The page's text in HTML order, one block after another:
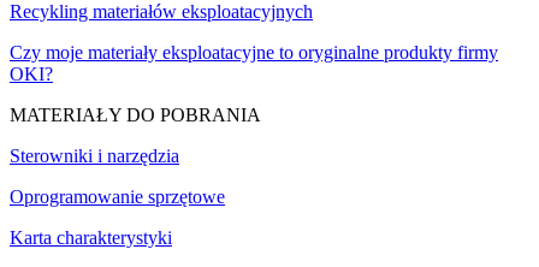
Recykling materiałów eksploatacyjnych
Czy moje materiały eksploatacyjne to oryginalne produkty firmy
OKI?
MATERIAŁY DO POBRANIA
Sterowniki i narzędzia
Oprogramowanie sprzętowe
Karta charakterystyki